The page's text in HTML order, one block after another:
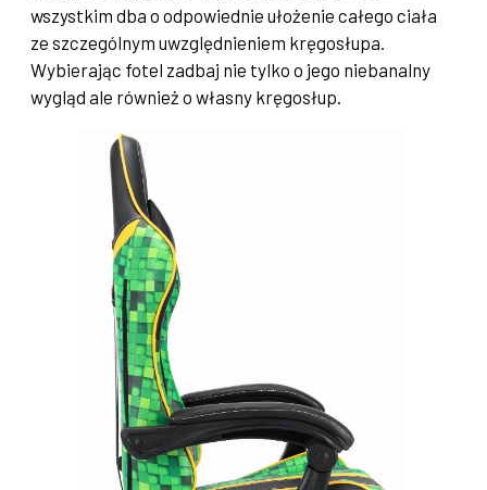
wszystkim dba o odpowiednie ułożenie całego ciała
ze szczególnym uwzględnieniem kręgosłupa.
Wybierając fotel zadbaj nie tylko o jego niebanalny
wygląd ale również o własny kręgosłup.